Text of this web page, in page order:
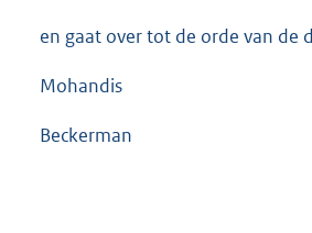
en gaat over tot de orde van de
Mohandis
Beckerman